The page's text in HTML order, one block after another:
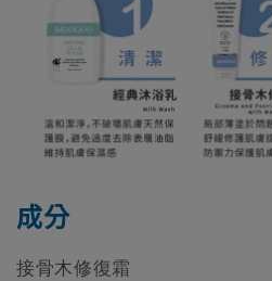
成分
接骨木修復霜